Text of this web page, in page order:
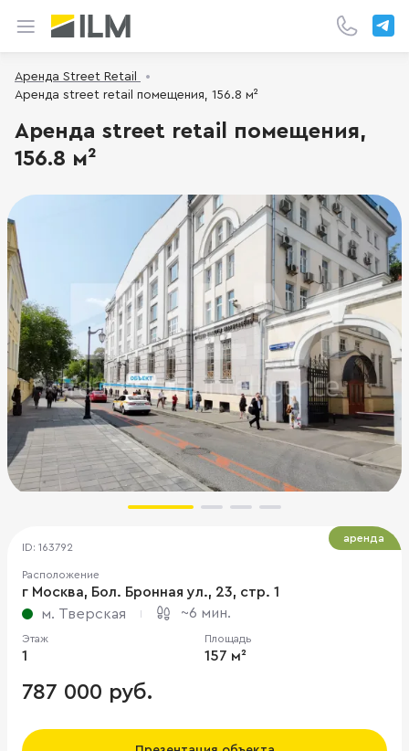
Аренда Street Retail
Аренда street retail помещения, 156.8 м²
Аренда street retail помещения,
156.8 м²
ID: 163792
Расположение
г Москва, Бол. Бронная ул., 23, стр. 1
м. Тверская
~6 мин.
Этаж
1
Площадь
157 м²
787 000 руб.
аренда